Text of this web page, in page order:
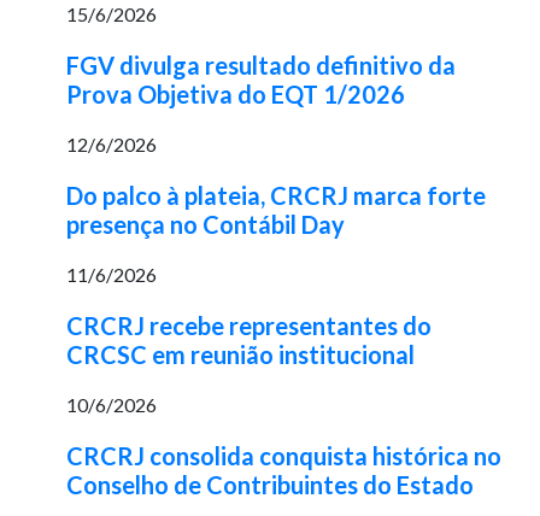
15/6/2026
FGV divulga resultado definitivo da
Prova Objetiva do EQT 1/2026
12/6/2026
Do palco à plateia, CRCRJ marca forte
presença no Contábil Day
11/6/2026
CRCRJ recebe representantes do
CRCSC em reunião institucional
10/6/2026
CRCRJ consolida conquista histórica no
Conselho de Contribuintes do Estado